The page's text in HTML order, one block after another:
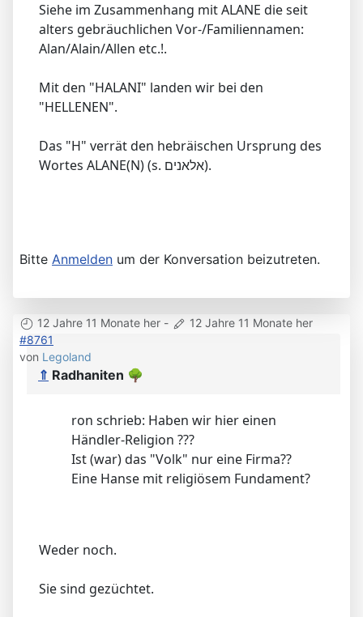
Siehe im Zusammenhang mit ALANE die seit
alters gebräuchlichen Vor-/Familiennamen:
Alan/Alain/Allen etc.!.
Mit den "HALANI" landen wir bei den
"HELLENEN".
Das "H" verrät den hebräischen Ursprung des
Wortes ALANE(N) (s. אלאנים).
Bitte Anmelden um der Konversation beizutreten.
12 Jahre 11 Monate her -
12 Jahre 11 Monate her
#8761
von Legoland
⇑ Radhaniten 🌳
ron schrieb: Haben wir hier einen
Händler-Religion ???
Ist (war) das "Volk" nur eine Firma??
Eine Hanse mit religiösem Fundament?
Weder noch.
Sie sind gezüchtet.